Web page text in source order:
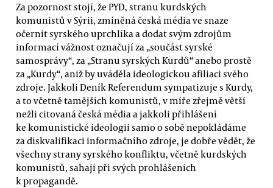
Za pozornost stojí, že PYD, stranu kurdských
komunistů v Sýrii, zmíněná česká média ve snaze
očernit syrského uprchlíka a dodat svým zdrojům
informací vážnost označují za „součást syrské
samosprávy“, za „Stranu syrských Kurdů“ anebo prostě
za „Kurdy“, aniž by uváděla ideologickou afiliaci svého
zdroje. Jakkoli Deník Referendum sympatizuje s Kurdy,
a to včetně tamějších komunistů, v míře zřejmě větší
nežli citovaná česká média a jakkoli přihlášení
ke komunistické ideologii samo o sobě nepokládáme
za diskvalifikaci informačního zdroje, je dobře vědět, že
všechny strany syrského konfliktu, včetně kurdských
komunistů, sahají při svých prohlášeních
k propagandě.